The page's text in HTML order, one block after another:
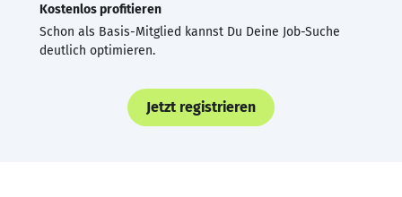
Kostenlos profitieren
Schon als Basis-Mitglied kannst Du Deine Job-Suche
deutlich optimieren.
Jetzt registrieren